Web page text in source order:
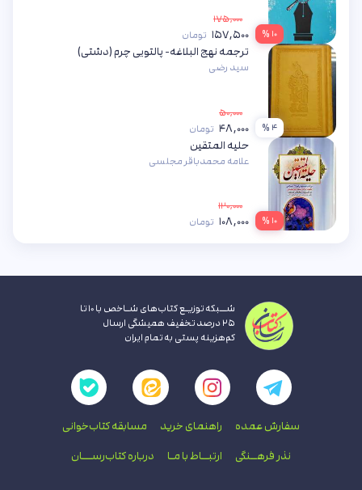
۱۰ %
۱۷۵,۰۰۰
۱۵۷,۵۰۰ تومان
۴ %
ترجمه نهج البلاغه- پالتویی چرم (دشتی)
سید رضی
۵۰,۰۰۰
۴۸,۰۰۰ تومان
۱۰ %
حلیه المتقین
علامه محمدباقر مجلسی
۱۲۰,۰۰۰
۱۰۸,۰۰۰ تومان
شــبکه توزیـع کتاب‌های شـاخص با ۱۰ تا
۲۵ درصد تخفیف همیشگی ارسال
کم‌هزینه پستی به تمام ایران
سفارش عمده راهنمای‌ خرید مسابقه کتاب‌خوانی
نذر فرهــنگی ارتبــاط با‌ مـا درباره کتاب‌رســـان